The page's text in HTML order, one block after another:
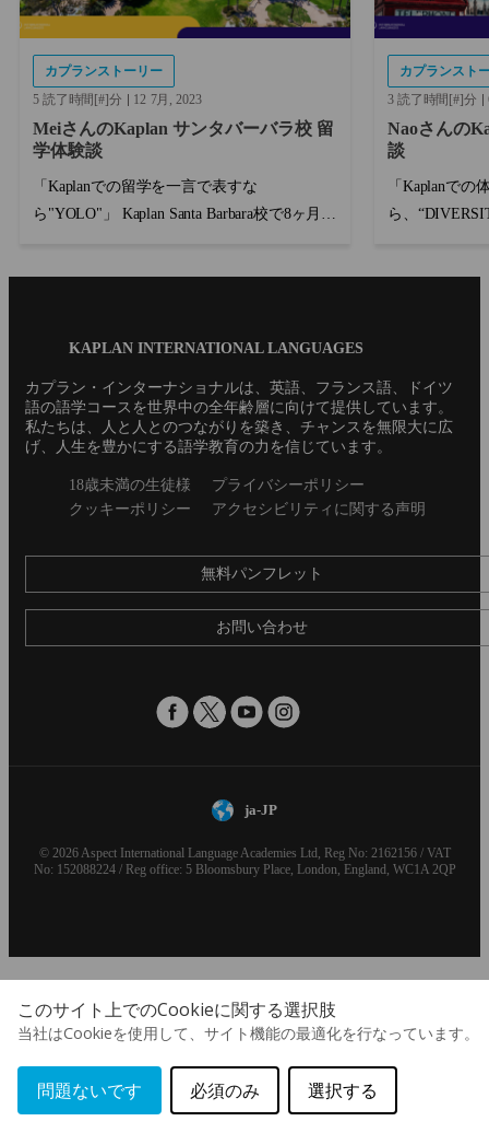
このサイト上でのCookieに関する選択肢
当社はCookieを使用して、サイト機能の最適化を行なっています。
問題ないです 必須のみ 選択する
カプランストーリー
5 読了時間[#]分
12 7月 2023
MeiさんのKaplan サンタバーバラ校 留
学体験談
「Kaplanでの留学を一言で表すな
ら"YOLO"」 Kaplan Santa Barbara校で8ヶ月の
カプランスト
3 読了時間[#]分
Naoさんの
談
「Kaplanでの
ら、
KAPLAN INTERNATIONAL LANGUAGES
カプラン・インターナショナルは、英語、フランス語、ドイツ
語の語学コースを世界中の全年齢層に向けて提供しています。
私たちは、人と人とのつながりを築き、チャンスを無限大に広
げ、人生を豊かにする語学教育の力を信じています。
Secondary18歳未満の生徒様
プライバシーポリシー
クッキーポリシー
アクセシビリティに関する声明
無料パンフレット
お問い合わせ
ja-JP
© 2026 Aspect International Language Academies Ltd, Reg No: 2162156 / VAT
No: 152088224 / Reg office: 5 Bloomsbury Place, London, England, WC1A 2QP